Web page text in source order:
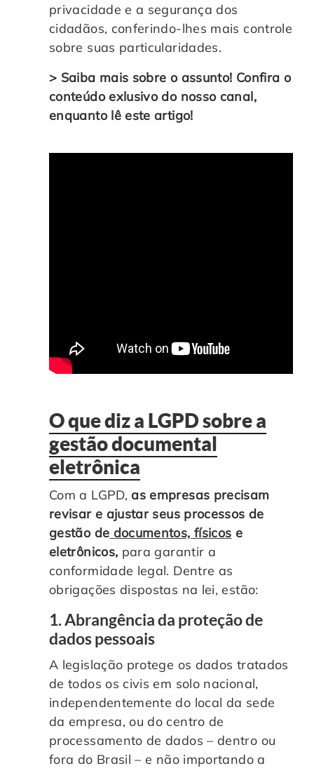
privacidade e a segurança dos
cidadãos, conferindo-lhes mais controle
sobre suas particularidades.
> Saiba mais sobre o assunto! Confira o
conteúdo exlusivo do nosso canal,
enquanto lê este artigo!
O que diz a LGPD sobre a
gestão documental
eletrônica
Com a LGPD, as empresas precisam
revisar e ajustar seus processos de
gestão de documentos, físicos e
eletrônicos, para garantir a
conformidade legal. Dentre as
obrigações dispostas na lei, estão:
1. Abrangência da proteção de
dados pessoais
A legislação protege os dados tratados
de todos os civis em solo nacional,
independentemente do local da sede
da empresa, ou do centro de
processamento de dados – dentro ou
fora do Brasil – e não importando a